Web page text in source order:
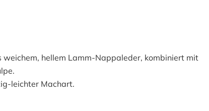
hellem Lamm-Nappaleder, kombiniert mit
leichter Machart.